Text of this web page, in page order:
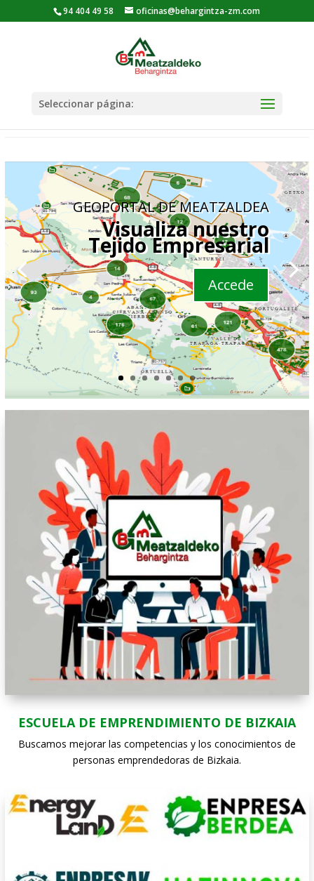
94 404 49 58 oficinas@behargintza-zm.com
Seleccionar página:
ESCUELA DE EMPRENDIMIENTO DE BIZKAIA
Buscamos mejorar las competencias y los conocimientos de
personas emprendedoras de Bizkaia.